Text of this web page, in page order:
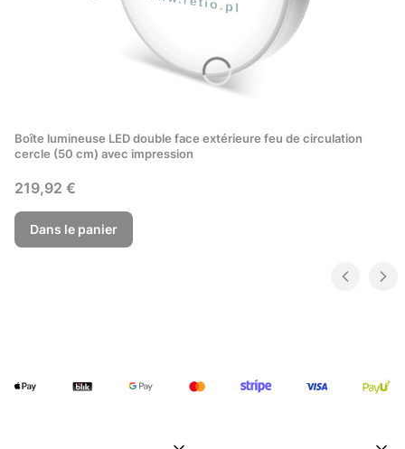
Boîte lumineuse LED double face extérieure feu de circulation
cercle (50 cm) avec impression
Prix
219,92 €
Dans le panier